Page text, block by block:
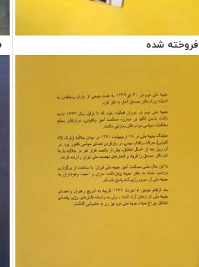
فروخته شده